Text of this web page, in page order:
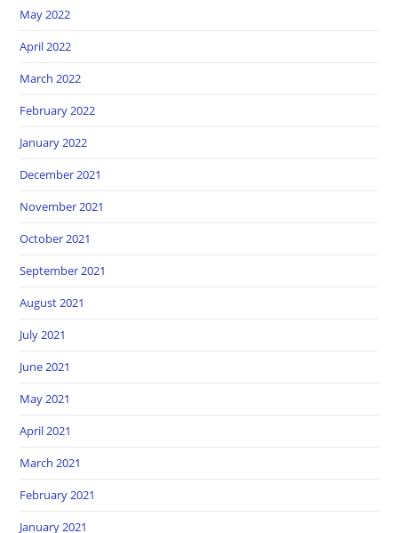
May 2022
April 2022
March 2022
February 2022
January 2022
December 2021
November 2021
October 2021
September 2021
August 2021
July 2021
June 2021
May 2021
April 2021
March 2021
February 2021
January 2021